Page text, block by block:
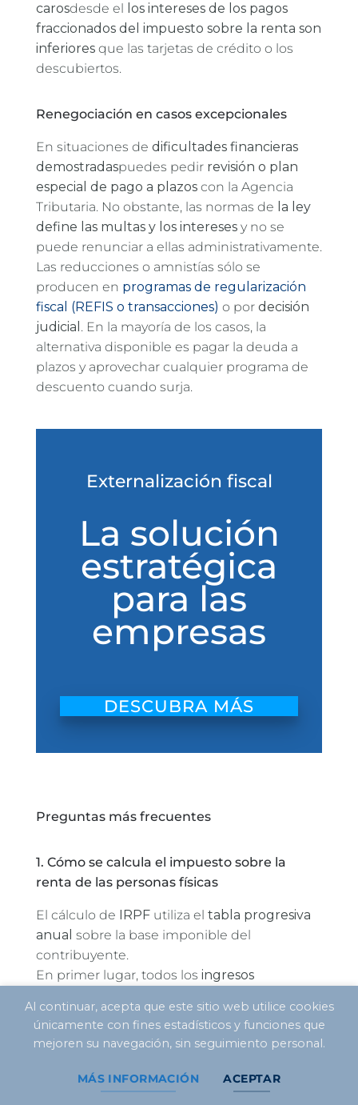
carosdesde el
los intereses de los pagos
fraccionados del impuesto sobre la renta son
inferiores que las tarjetas de crédito o los
descubiertos.
Renegociación en casos excepcionales
En situaciones de dificultades financieras
demostradaspuedes pedir revisión o plan
especial de pago a plazos con la Agencia
Tributaria. No obstante, las normas de la ley
define las multas y los intereses y no se
puede renunciar a ellas administrativamente.
Las reducciones o amnistías sólo se
producen en programas de regularización
fiscal (REFIS o transacciones) o por decisión
judicial . En la mayoría de los casos, la
alternativa disponible es pagar la deuda a
plazos y aprovechar cualquier programa de
descuento cuando surja.
Externalización fiscal
La solución
estratégica
para las
empresas
DESCUBRA MÁS
Preguntas más frecuentes
1. Cómo se calcula el impuesto sobre la
renta de las personas físicas
El cálculo de IRPF utiliza el tabla progresiva
anual sobre la base imponible del
contribuyente.
En primer lugar, todos los ingresos
permitidas(seguridad social, sanidad,
educación hasta el límite, personas a cargo,
etc.).
Una vez definida la base de cálculo, elde la
banda correspondiente
y deducir la parte
Al continuar, acepta que este sitio web utilice cookies
únicamente con fines estadísticos y funciones que
mejoren su navegación, sin seguimiento personal.
MÁS INFORMACIÓN ACEPTAR